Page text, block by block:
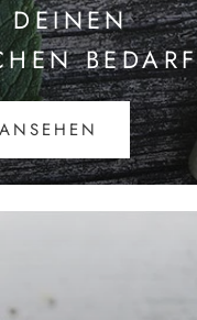
DEINEN
BEDARF